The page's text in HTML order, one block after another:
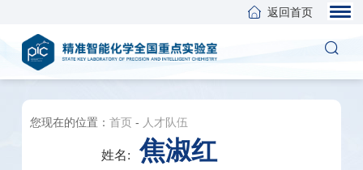
返回首页
您现在的位置： 首页- 人才队伍
姓名: 焦淑红